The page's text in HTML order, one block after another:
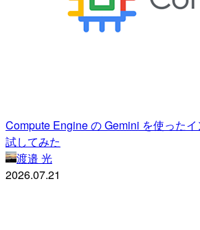
Compute Engine の Gemini を使った
試してみた
渡邉 光
2026.07.21